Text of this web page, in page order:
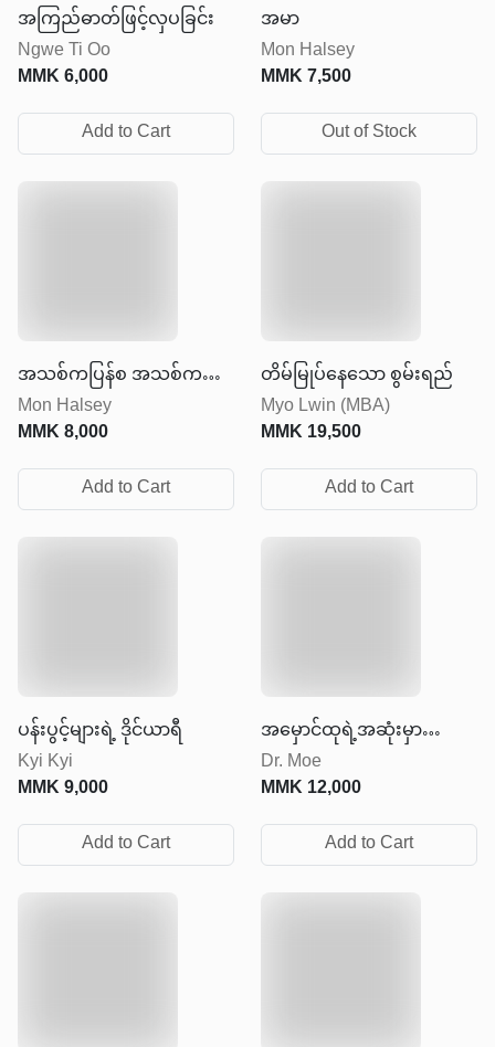
အကြည်ဓာတ်ဖြင့်လှပခြင်း
Ngwe Ti Oo
MMK6,000
Add to Cart
အမာ
Mon Halsey
MMK7,500
Out of Stock
အသစ်ကပြန်စ အသစ်ကပြန်
လုပ်
Mon Halsey
MMK8,000
Add to Cart
တိမ်မြုပ်နေသော စွမ်းရည်
Myo Lwin (MBA)
MMK19,500
Add to Cart
ပန်းပွင့်များရဲ့ ဒိုင်ယာရီ
Kyi Kyi
MMK9,000
Add to Cart
အမှောင်ထုရဲ့အဆုံးမှာ
အလင်းရောင်ရှိတယ်
Dr. Moe
MMK12,000
Add to Cart